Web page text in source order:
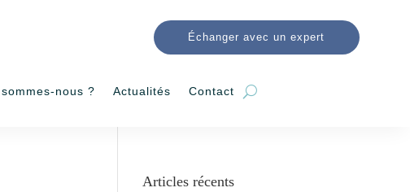
Échanger avec un expert
nous ? Actualités Contact
Articles récents